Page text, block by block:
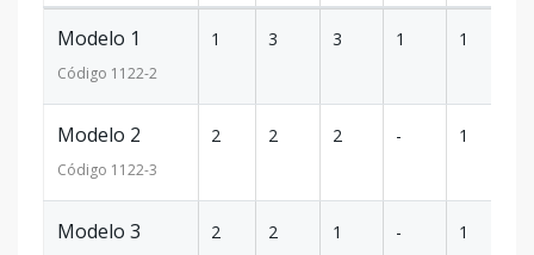
Modelo 1
Código 1122-2
1 3 3 1 1
Modelo 2
Código 1122-3
2 2 2 - 1
Modelo 3 2 2 1 - 1